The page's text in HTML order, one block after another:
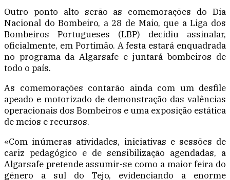
Outro ponto alto serão as comemorações do Dia
Nacional do Bombeiro, a 28 de Maio, que a Liga dos
Bombeiros Portugueses (LBP) decidiu assinalar,
oficialmente, em Portimão. A festa estará enquadrada
no programa da Algarsafe e juntará bombeiros de
todo o país.
As comemorações contarão ainda com um desfile
apeado e motorizado de demonstração das valências
operacionais dos Bombeiros e uma exposição estática
de meios e recursos.
«Com inúmeras atividades, iniciativas e sessões de
cariz pedagógico e de sensibilização agendadas, a
Algarsafe pretende assumir-se como a maior feira do
género a sul do Tejo, evidenciando a enorme